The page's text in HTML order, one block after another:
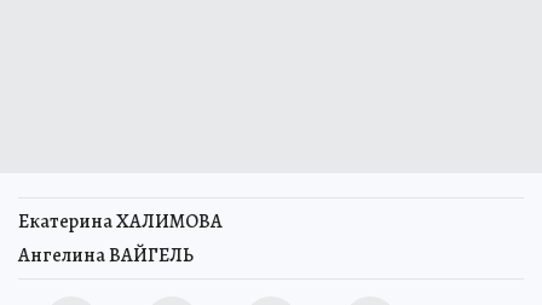
Екатерина ХАЛИМОВА
Ангелина ВАЙГЕЛЬ